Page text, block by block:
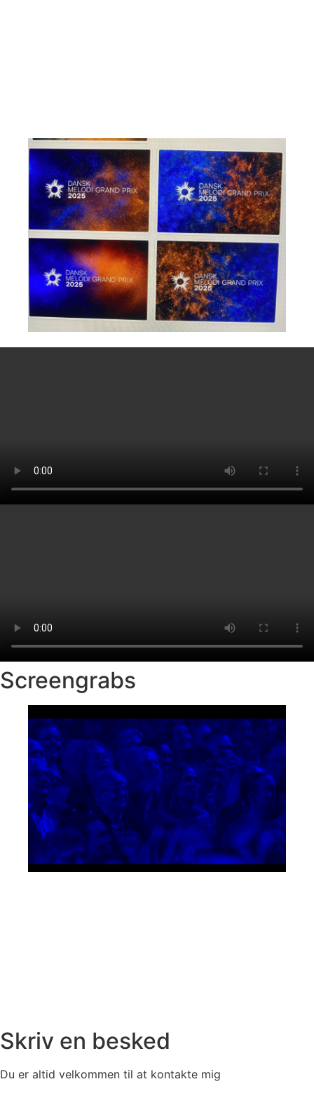
Screengrabs
Skriv en besked
Du er altid velkommen til at kontakte mig